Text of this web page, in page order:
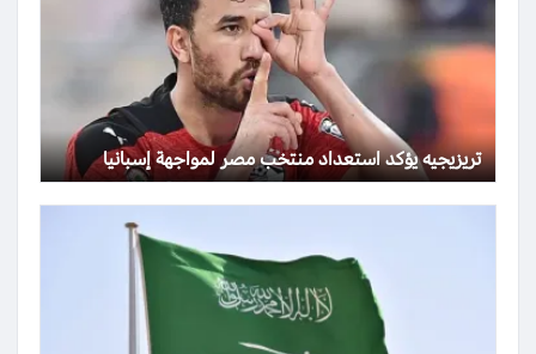
تريزيجيه يؤكد استعداد منتخب مصر لمواجهة إسبانيا